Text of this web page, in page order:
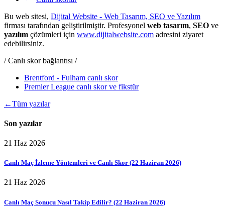
Bu web sitesi, Dijital Website - Web Tasarım, SEO ve Yazılım
firması tarafından geliştirilmiştir. Profesyonel web tasarım, SEO ve
yazılım çözümleri için www.dijitalwebsite.com adresini ziyaret
edebilirsiniz.
/ Canlı skor bağlantısı /
Brentford - Fulham canlı skor
Premier League canlı skor ve fikstür
←Tüm yazılar
Son yazılar
21 Haz 2026
Canlı Maç İzleme Yöntemleri ve Canlı Skor (22 Haziran 2026)
21 Haz 2026
Canlı Maç Sonucu Nasıl Takip Edilir? (22 Haziran 2026)